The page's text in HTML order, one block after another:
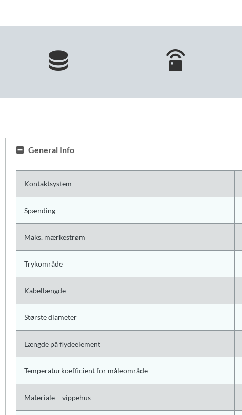
General Info
Kontaktsystem
Spænding
Maks. mærkestrøm
Trykområde
Kabellængde
Største diameter
Længde på flydeelement
Temperaturkoefficient for måleområde
Materiale – vippehus